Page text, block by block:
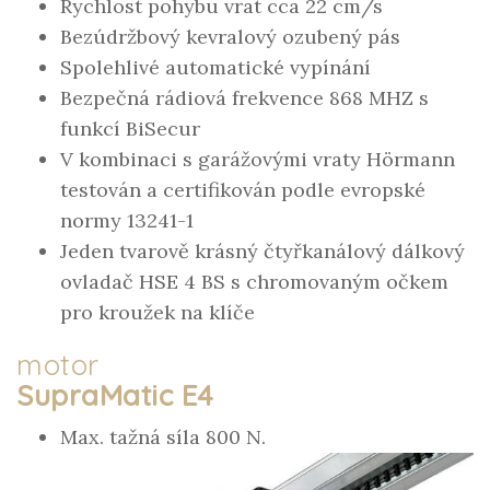
Rychlost pohybu vrat cca 22 cm/s
Bezúdržbový kevralový ozubený pás
Spolehlivé automatické vypínání
Bezpečná rádiová frekvence 868 MHZ s
funkcí BiSecur
V kombinaci s garážovými vraty Hörmann
testován a certifikován podle evropské
normy 13241-1
Jeden tvarově krásný čtyřkanálový dálkový
ovladač HSE 4 BS s chromovaným očkem
pro kroužek na klíče
motor
SupraMatic E4
Max. tažná síla 800 N.